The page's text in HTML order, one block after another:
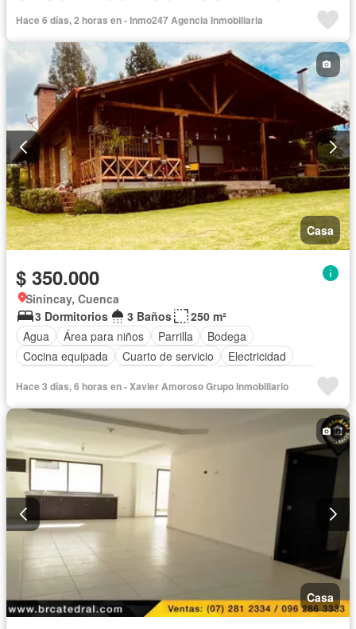
Hace 6 días, 2 horas en - Inmo247 Agencia Inmobiliaria
Casa
$ 350.000
Sinincay, Cuenca
3 Dormitorios
3 Baños
250 m²
Agua
Área para niños Parrilla
Bodega
Cocina equipada
Cuarto de servicio
Electricidad
Terraza
Vista panorámica Sin amoblar
Hace 3 días, 6 horas en - Xavier Amoroso Grupo Inmobiliario
Casa